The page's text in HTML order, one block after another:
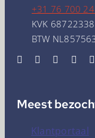
+31 76 700
KVK 68722338
BTW
Meest
Klantportaal